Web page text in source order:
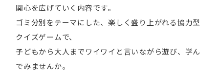
関心を広げていく内容です。
ゴミ分別をテーマにした、楽しく盛り上がれる協力型
クイズゲームで、
子どもから大人までワイワイと言いながら遊び、学ん
でみませんか。